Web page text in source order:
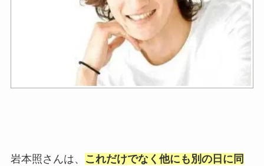
岩本照さんは、
これだけでなく他にも別の日に同